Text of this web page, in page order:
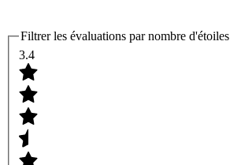
Filtrer les évaluations par nombre d'étoiles
3.4